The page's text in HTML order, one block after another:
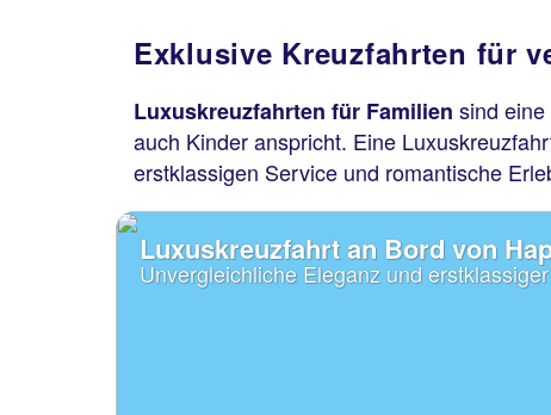
Exklusive Kreuzfahrten für
Luxuskreuzfahrten für Familien sind
auch Kinder anspricht. Eine
erstklassigen Service und romantische
Luxuskreuzfahrt an Bord von
Unvergleichliche Eleganz und